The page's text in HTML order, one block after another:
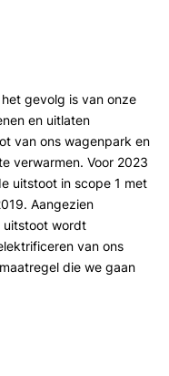
gevolg is van onze
en uitlaten
van ons wagenpark en
verwarmen. Voor 2023
uitstoot in scope 1 met
Aangezien
uitstoot wordt
van ons
die we gaan